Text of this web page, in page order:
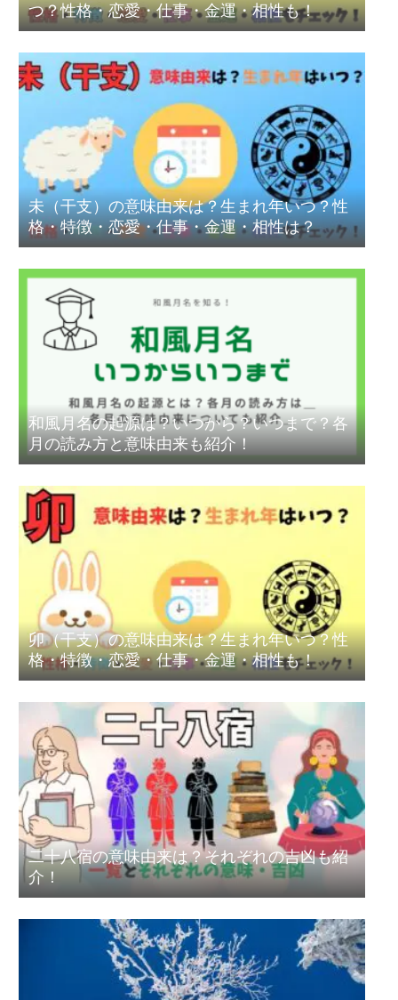
つ？性格・恋愛・仕事・金運・相性も！
未（干支）の意味由来は？生まれ年いつ？性
格・特徴・恋愛・仕事・金運・相性は？
和風月名の起源は？いつから？いつまで？各
月の読み方と意味由来も紹介！
卯（干支）の意味由来は？生まれ年いつ？性
格・特徴・恋愛・仕事・金運・相性も！
二十八宿の意味由来は？それぞれの吉凶も紹
介！